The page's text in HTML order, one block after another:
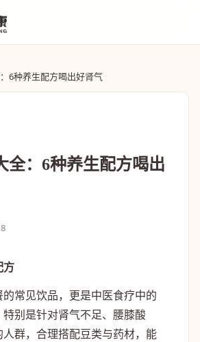
6种养生配方喝出好肾气
全：6种养生配方喝出
方
常见饮品，更是中医食疗中的
别是针对肾气不足、腰膝酸
群，合理搭配豆类与药材，能